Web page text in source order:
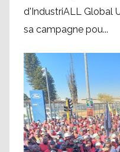
d'IndustriALL Global
sa campagne pou...